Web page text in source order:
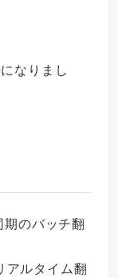
なりまし
のバッチ翻
ルタイム翻